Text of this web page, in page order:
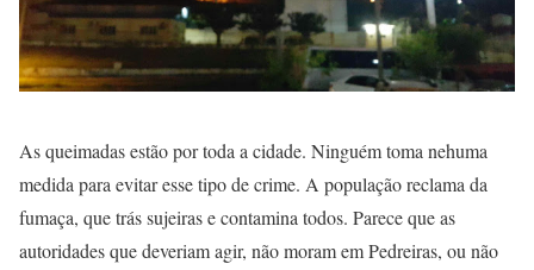
As queimadas estão por toda a cidade. Ninguém toma nehuma
medida para evitar esse tipo de crime. A população reclama da
fumaça, que trás sujeiras e contamina todos. Parece que as
autoridades que deveriam agir, não moram em Pedreiras, ou não